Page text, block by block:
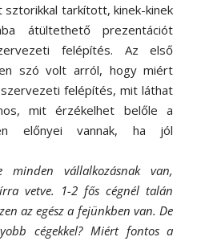
tarkított, kinek-kinek
átültethető prezentációt
felépítés. Az első
szó volt arról, hogy miért
felépítés, mit láthat
mit érzékelhet belőle a
előnyei vannak, ha jól
minden vállalkozásnak van,
vetve. 1-2 fős cégnél talán
az egész a fejünkben van. De
cégekkel? Miért fontos a